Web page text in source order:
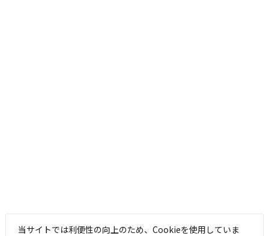
当サイトでは利便性の向上のため、Cookieを使用していま